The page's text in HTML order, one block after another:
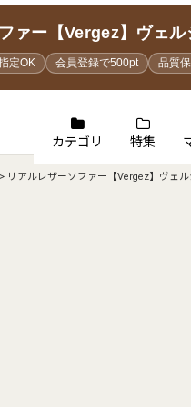
ァー【Vergez】ヴェ
定OK 会員登録で500pt 品質
カテゴリ 特集
> リアルレザーソファー【Vergez】ヴェル